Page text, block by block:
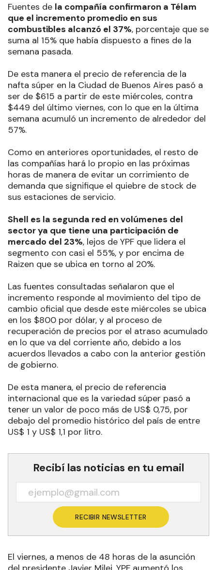
Fuentes de la compañía confirmaron a Télam
que el incremento promedio en sus
combustibles alcanzó el 37%, porcentaje que se
suma al 15% que había dispuesto a fines de la
semana pasada.
De esta manera el precio de referencia de la
nafta súper en la Ciudad de Buenos Aires pasó a
ser de $615 a partir de este miércoles, contra
$449 del último viernes, con lo que en la última
semana acumuló un incremento de alrededor del
57%.
Como en anteriores oportunidades, el resto de
las compañías hará lo propio en las próximas
horas de manera de evitar un corrimiento de
demanda que signifique el quiebre de stock de
sus estaciones de servicio.
Shell es la segunda red en volúmenes del
sector ya que tiene una participación de
mercado del 23%, lejos de YPF que lidera el
segmento con casi el 55%, y por encima de
Raizen que se ubica en torno al 20%.
Las fuentes consultadas señalaron que el
incremento responde al movimiento del tipo de
cambio oficial que desde este miércoles se ubica
en los $800 por dólar, y al proceso de
recuperación de precios por el atraso acumulado
en lo que va del corriente año, debido a los
acuerdos llevados a cabo con la anterior gestión
de gobierno.
De esta manera, el precio de referencia
internacional que es la variedad súper pasó a
tener un valor de poco más de US$ 0,75, por
debajo del promedio histórico del país de entre
US$ 1 y US$ 1,1 por litro.
Recibí las noticias en tu email
RECIBIR NEWSLETTER
El viernes, a menos de 48 horas de la asunción